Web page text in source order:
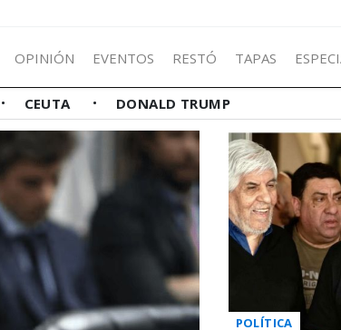
OPINIÓN EVENTOS RESTÓ TAPAS
CEUTA DONALD TRUMP
POLÍTICA